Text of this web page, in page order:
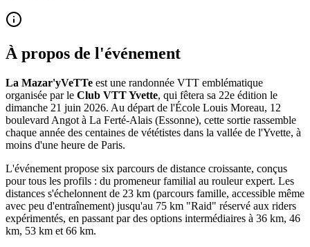
À propos de l'événement
La Mazar'yVeTTe est une randonnée VTT emblématique
organisée par le Club VTT Yvette, qui fêtera sa 22e édition le
dimanche 21 juin 2026. Au départ de l'École Louis Moreau, 12
boulevard Angot à La Ferté-Alais (Essonne), cette sortie rassemble
chaque année des centaines de vététistes dans la vallée de l'Yvette, à
moins d'une heure de Paris.
L'événement propose six parcours de distance croissante, conçus
pour tous les profils : du promeneur familial au rouleur expert. Les
distances s'échelonnent de 23 km (parcours famille, accessible même
avec peu d'entraînement) jusqu'au 75 km "Raid" réservé aux riders
expérimentés, en passant par des options intermédiaires à 36 km, 46
km, 53 km et 66 km.